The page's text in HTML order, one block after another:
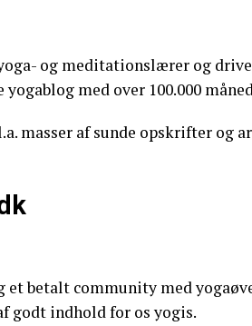
og meditationslærer og
yogablog med over 100.000
masser af sunde opskrifter og
et betalt community med
godt indhold for os yogis.